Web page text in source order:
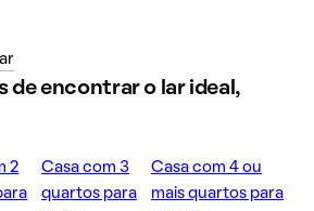
de encontrar o lar ideal,
2
Casa com 3
quartos para
Casa com 4 ou
mais quartos para